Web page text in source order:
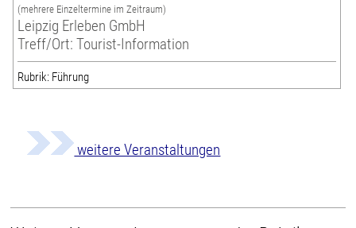
(mehrere Einzeltermine im Zeitraum)
Leipzig Erleben GmbH
Treff/Ort: Tourist-Information
Rubrik: Führung
weitere Veranstaltungen